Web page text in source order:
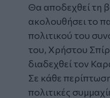
Θα αποδεχθεί τη
ακολουθήσει το
πολιτικού του
του, Χρήστου
διαδεχθεί τον
Σε κάθε
πολιτικές